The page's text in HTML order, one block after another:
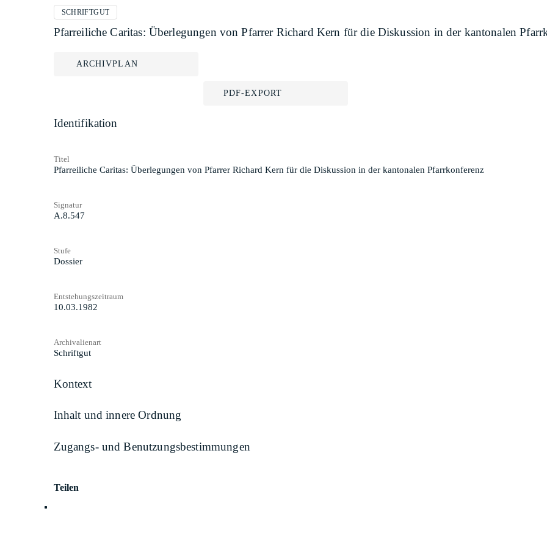
SCHRIFTGUT
Pfarreiliche Caritas: Überlegungen von Pfarrer Richard Kern für die Diskussion in der kantonalen
ARCHIVPLAN
PDF-EXPORT
Identifikation
Titel
Pfarreiliche Caritas: Überlegungen von Pfarrer Richard Kern für die Diskussion in der kantonalen Pfarrkonferenz
Signatur
A.8.547
Stufe
Dossier
Entstehungszeitraum
10.03.1982
Archivalienart
Schriftgut
Kontext
Inhalt und innere Ordnung
Zugangs- und Benutzungsbestimmungen
Teilen